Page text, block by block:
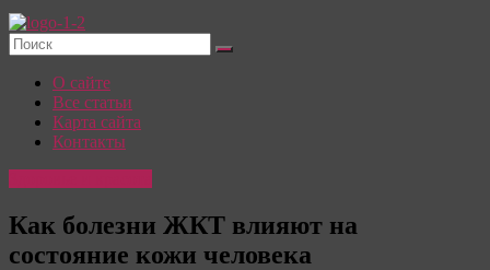
Красотка:
женский
сайт
Моде,
стиле
и
красоте:
только
О сайте
Все статьи
Карта сайта
Контакты
Как болезни ЖКТ влияют на
состояние кожи человека